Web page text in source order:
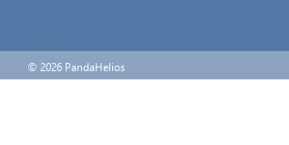
© 2026 PandaHelios